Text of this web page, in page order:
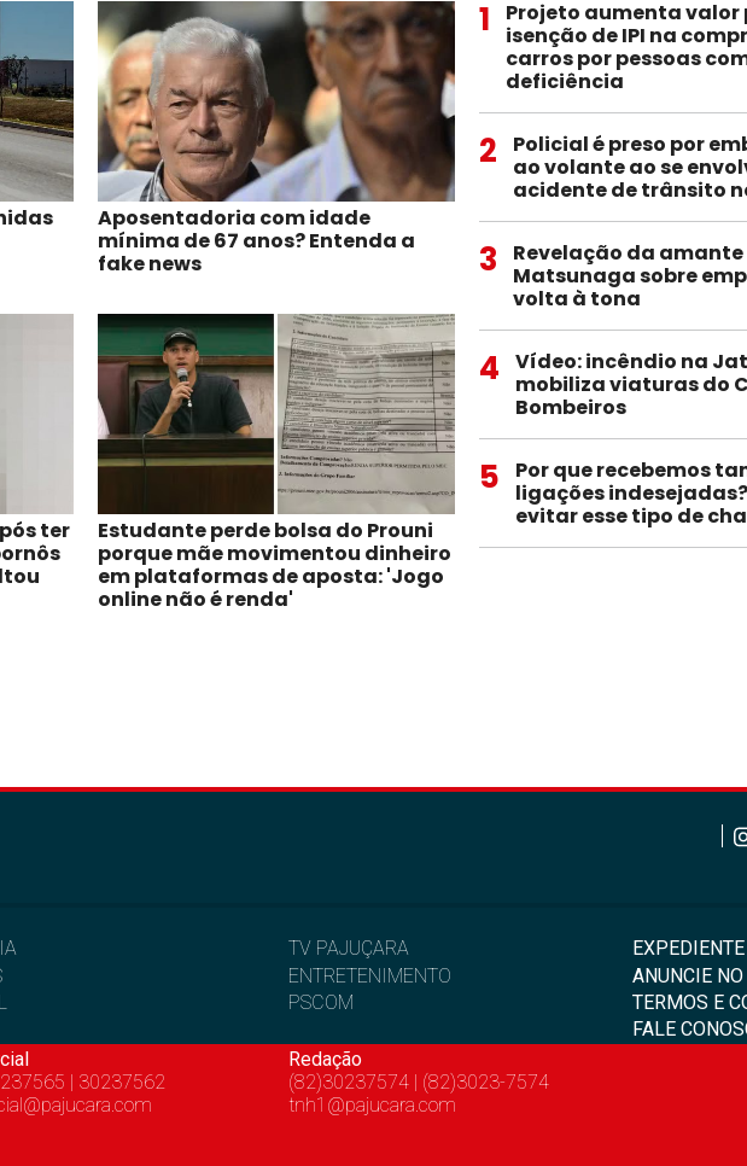
Aposentadoria com idade
mínima de 67 anos? Entenda a
fake news
ter
Estudante perde bolsa do Prouni
porque mãe movimentou dinheiro
em plataformas de aposta: 'Jogo
online não é renda'
1
Projeto aumenta valor
isenção de IPI na
carros por pessoas
deficiência
2
Policial é preso por
ao volante ao se
acidente de trânsito
3
Revelação da amante
Matsunaga sobre
volta à tona
4
Vídeo: incêndio na
mobiliza viaturas do
Bombeiros
5
Por que recebemos
ligações
evitar esse tipo de
TV PAJUÇARA
ENTRETENIMENTO
PSCOM
EXPEDIENTE
ANUNCIE
TERMOS E
FALE
| 30237562
Redação
(82)30237574 | (82)3023-7574
tnh1@pajucara.com